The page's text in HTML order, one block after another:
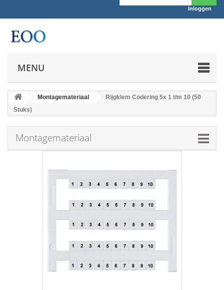
Inloggen
MENU
Montagemateriaal
Rijgklem Codering 5x 1 t/m 10 (50
Stuks)
Montagemateriaal